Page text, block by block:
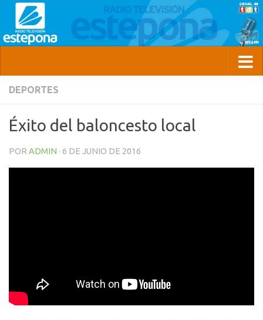
DEPORTES
Éxito del baloncesto local
POR ADMIN · 6 DE JUNIO DE 2016